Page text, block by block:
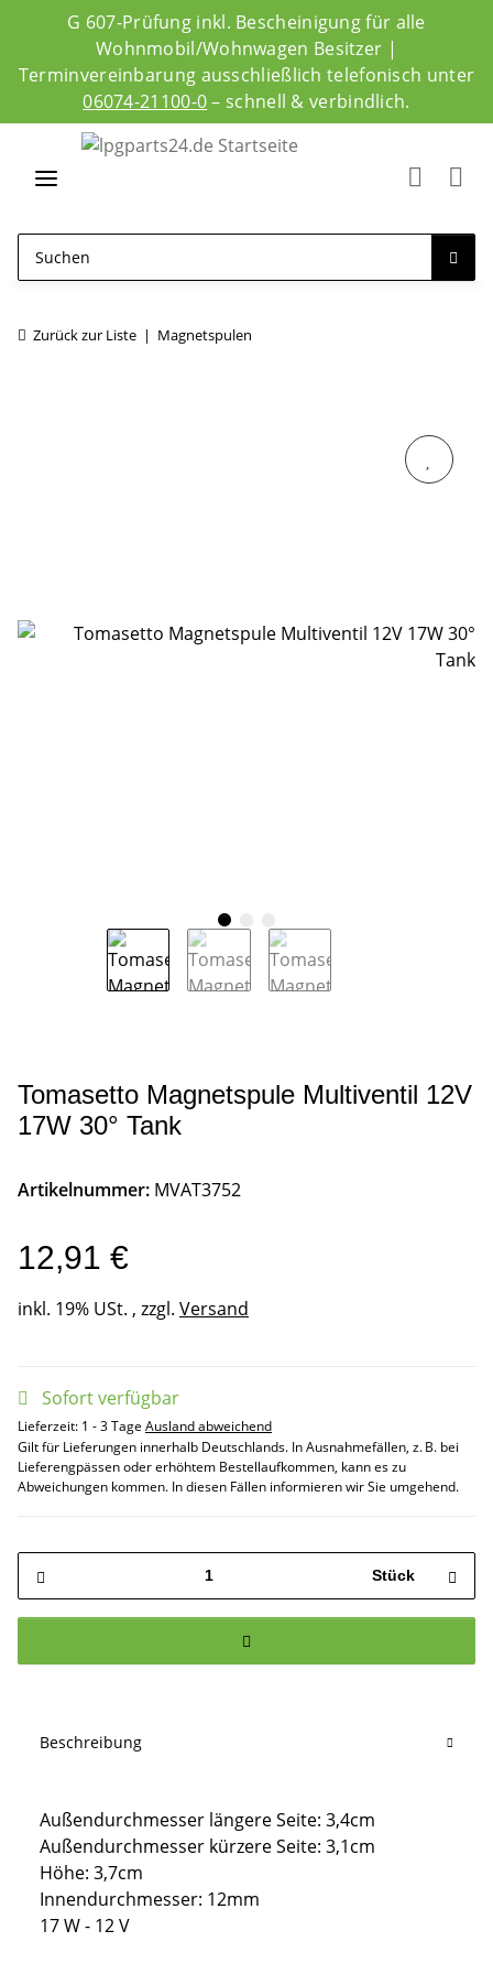
G 607-Prüfung inkl. Bescheinigung für alle
Wohnmobil/Wohnwagen Besitzer |
Terminvereinbarung ausschließlich telefonisch unter
06074-21100-0– schnell & verbindlich.
Zurück zur Liste Magnetspulen
Tomasetto Magnetspule Multiventil 12V
17W 30° Tank
Artikelnummer: MVAT3752
12,91 €
inkl. 19% USt. , zzgl. Versand
Sofort verfügbar
Lieferzeit: 1 - 3 Tage Ausland abweichend
Gilt für Lieferungen innerhalb Deutschlands. In Ausnahmefällen, z. B. bei
Lieferengpässen oder erhöhtem Bestellaufkommen, kann es zu
Abweichungen kommen. In diesen Fällen informieren wir Sie umgehend.
Stück
Beschreibung
Außendurchmesser längere Seite: 3,4cm
Außendurchmesser kürzere Seite: 3,1cm
Höhe: 3,7cm
Innendurchmesser: 12mm
17 W - 12 V